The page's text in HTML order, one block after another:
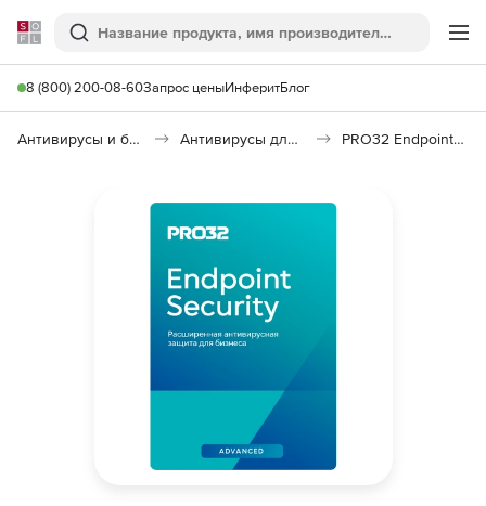
Softline
Поиск
8 (800) 200-08-60Запрос ценыИнферитБлог
Антивирусы и безопасность Антивирусы для организаций PRO32 Endpoint Security Advanced